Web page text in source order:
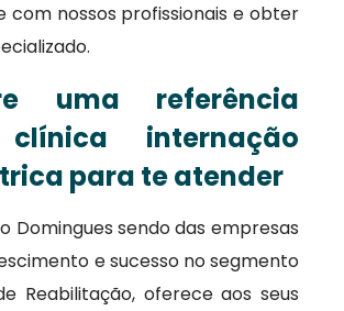
com nossos profissionais e obter
uma referência
internação
para te atender
Domingues sendo das empresas
e sucesso no segmento
Reabilitação, oferece aos seus